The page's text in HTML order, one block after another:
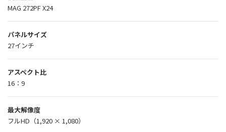
MAG 272PF X24
パネルサイズ
27インチ
アスペクト比
16：9
最大解像度
フルHD（1,920 × 1,080）